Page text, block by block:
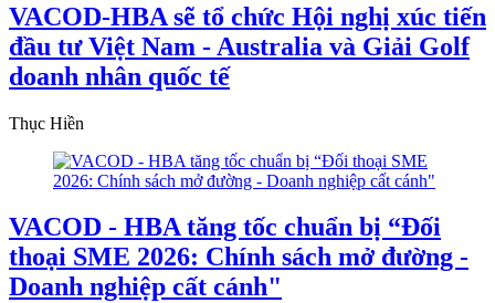
VACOD-HBA sẽ tổ chức Hội nghị xúc tiến
đầu tư Việt Nam - Australia và Giải Golf
doanh nhân quốc tế
Thục Hiền
VACOD - HBA tăng tốc chuẩn bị “Đối
thoại SME 2026: Chính sách mở đường -
Doanh nghiệp cất cánh"